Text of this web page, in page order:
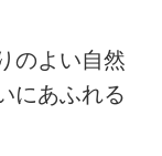
のよい自然
にあふれる